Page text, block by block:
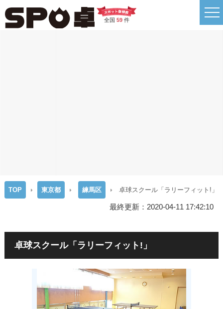
全国 59件
TOP 東京都 練馬区 卓球スクール「ラリーフィット!」
最終更新：2020-04-11 17:42:10
卓球スクール「ラリーフィット!」